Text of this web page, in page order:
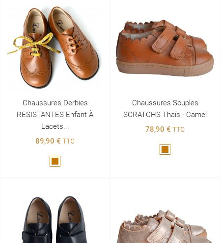
Chaussures Derbies
RESISTANTES Enfant À
Lacets...
89,90 € TTC
Chaussures Souples
SCRATCHS Thaïs - Camel
78,90 € TTC